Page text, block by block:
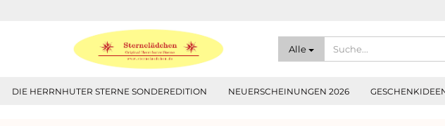
Alle
DIE HERRNHUTER STERNE SONDEREDITION NEUERSCHEINUNGEN 2026